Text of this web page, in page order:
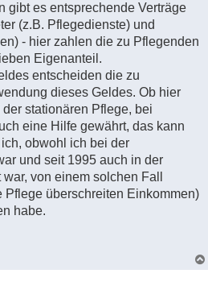
gibt es entsprechende Verträge
(z.B. Pflegedienste) und
- hier zahlen die zu Pflegenden
Eigenanteil.
entscheiden die zu
dieses Geldes. Ob hier
stationären Pflege, bei
eine Hilfe gewährt, das kann
obwohl ich bei der
und seit 1995 auch in der
von einem solchen Fall
Pflege überschreiten Einkommen)
habe.